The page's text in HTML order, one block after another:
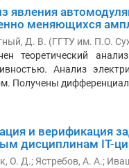
явления
меняющихся
Д. В. (ГГТУ им. П.О.
теоретический
Анализ
Получены
и верификация
дисциплинам IT-
О. Д.; Ястребов, А. А.;